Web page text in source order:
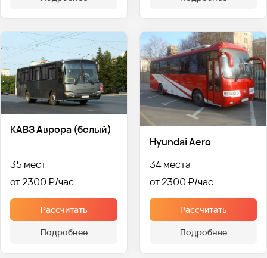
КАВЗ Аврора (белый)
35 мест
от 2300 ₽
Рассчитать
Подробнее
Hyundai Aero
34 места
от 2300 ₽
Рассчитать
Подробнее